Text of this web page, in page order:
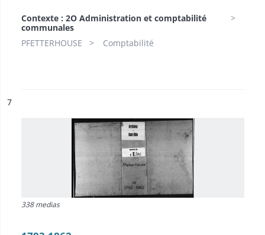
Contexte : 2O Administration et comptabilité
communales
PFETTERHOUSE
Comptabilité
n°
7
338 medias